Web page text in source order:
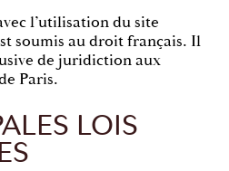
l’utilisation du site
soumis au droit français. Il
de juridiction aux
Paris.
LOIS